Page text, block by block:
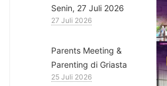
Senin, 27 Juli 2026
27 Juli 2026
Parents Meeting &
Parenting di Griasta
25 Juli 2026